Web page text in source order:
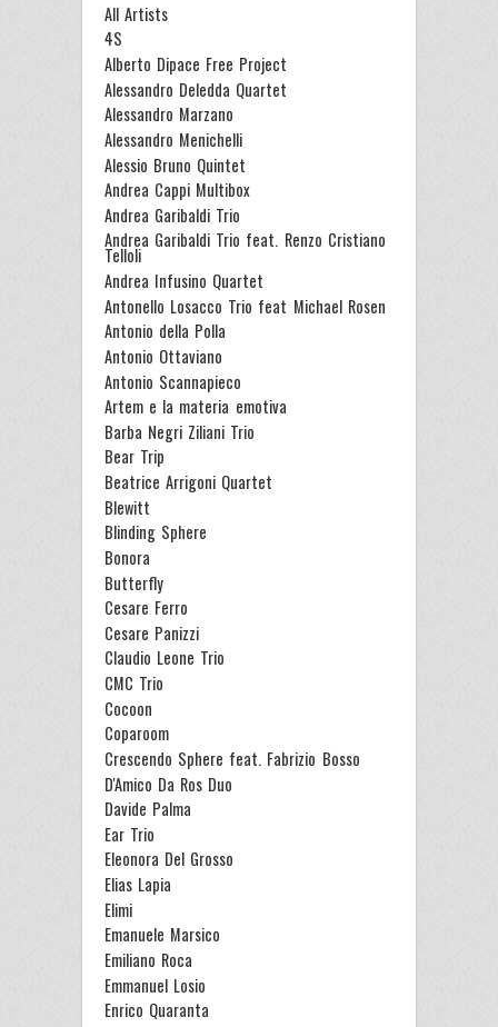
All Artists
4S
Alberto Dipace Free Project
Alessandro Deledda Quartet
Alessandro Marzano
Alessandro Menichelli
Alessio Bruno Quintet
Andrea Cappi Multibox
Andrea Garibaldi Trio
Andrea Garibaldi Trio feat. Renzo Cristiano
Telloli
Andrea Infusino Quartet
Antonello Losacco Trio feat Michael Rosen
Antonio della Polla
Antonio Ottaviano
Antonio Scannapieco
Artem e la materia emotiva
Barba Negri Ziliani Trio
Bear Trip
Beatrice Arrigoni Quartet
Blewitt
Blinding Sphere
Bonora
Butterfly
Cesare Ferro
Cesare Panizzi
Claudio Leone Trio
CMC Trio
Cocoon
Coparoom
Crescendo Sphere feat. Fabrizio Bosso
D'Amico Da Ros Duo
Davide Palma
Ear Trio
Eleonora Del Grosso
Elias Lapia
Elimi
Emanuele Marsico
Emiliano Roca
Emmanuel Losio
Enrico Quaranta